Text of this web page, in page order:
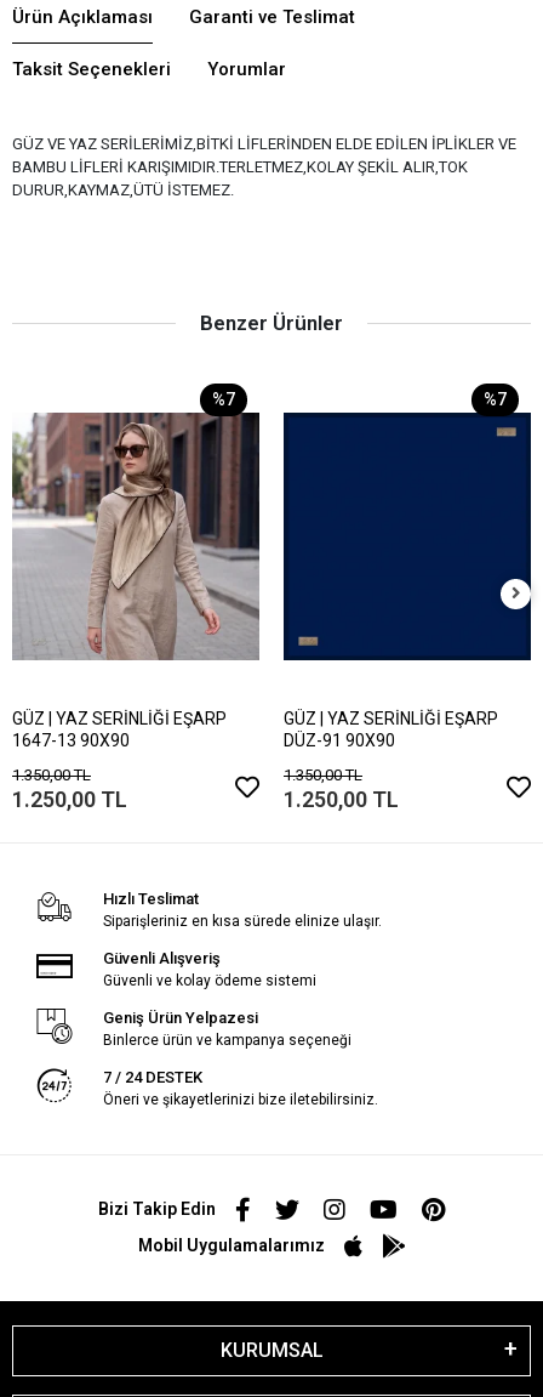
Ürün Açıklaması Garanti ve Teslimat
Taksit Seçenekleri Yorumlar
GÜZ VE YAZ SERİLERİMİZ,BİTKİ LİFLERİNDEN ELDE EDİLEN İPLİKLER VE
BAMBU LİFLERİ KARIŞIMIDIR.TERLETMEZ,KOLAY ŞEKİL ALIR,TOK
DURUR,KAYMAZ,ÜTÜ İSTEMEZ.
Benzer Ürünler
%7
GÜZ | YAZ SERİNLİĞİ EŞARP
1647-13 90X90
1.350,00 TL
1.250,00 TL
%7
GÜZ | YAZ SERİNLİĞİ EŞARP
DÜZ-91 90X90
1.350,00 TL
1.250,00 TL
Hızlı Teslimat
Siparişleriniz en kısa sürede elinize ulaşır.
Güvenli Alışveriş
Güvenli ve kolay ödeme sistemi
Geniş Ürün Yelpazesi
Binlerce ürün ve kampanya seçeneği
7 / 24 DESTEK
Öneri ve şikayetlerinizi bize iletebilirsiniz.
Bizi Takip Edin
Mobil Uygulamalarımız
KURUMSAL